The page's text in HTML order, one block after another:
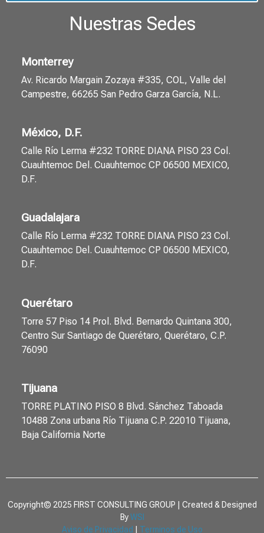
Nuestras Sedes
Monterrey
Av. Ricardo Margain Zozaya #335, COL, Valle del
Campestre, 66265 San Pedro Garza García, N.L.
México, D.F.
Calle Río Lerma #232 TORRE DIANA PISO 23 Col.
Cuauhtemoc Del. Cuauhtemoc CP 06500 MEXICO,
D.F.
Guadalajara
Calle Río Lerma #232 TORRE DIANA PISO 23 Col.
Cuauhtemoc Del. Cuauhtemoc CP 06500 MEXICO,
D.F.
Querétaro
Torre 57 Piso 14 Prol. Blvd. Bernardo Quintana 300,
Centro Sur Santiago de Querétaro, Querétaro, C.P.
76090
Tijuana
TORRE PLATINO PISO 8 Blvd. Sánchez Taboada
10488 Zona urbana Río Tijuana C.P. 22010 Tijuana,
Baja California Norte
Copyright© 2025 FIRST CONSULTING GROUP | Created & Designed
ByWSI
Aviso de Privacidad
Terminos de Uso